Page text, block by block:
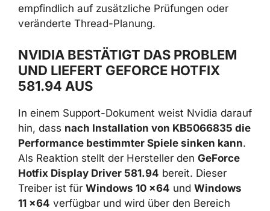
Spiele, die CPU und GPU stark ausreizen und
auf niedrige Latenzen angewiesen sind,
Prüfungen oder veränderte Thread-Planung.
NVIDIA BESTÄTIGT DAS PROBLEM
581.94 AUS
In einem Support-Dokument weist Nvidia
darauf hin, dassnach Installation von
KB5066835 die Performance bestimmter
Spiele sinken kann. Als Reaktion stellt der
Hersteller denGeForce Hotfix Display Driver